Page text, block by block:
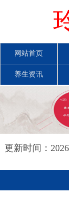
网站首页
养生资讯
更新时间：